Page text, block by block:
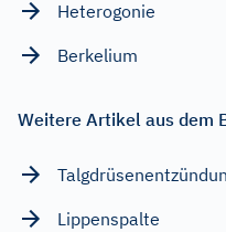
Heterogonie
Berkelium
Weitere Artikel aus dem
Lippenspalte